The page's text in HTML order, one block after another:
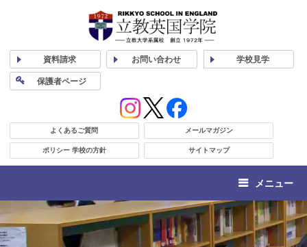
資料請求 お問い合わせ 学校見学
保護者ページ
よくあるご質問 メールマガジン
ポリシー 学校の方針 サイトマップ
メニュー